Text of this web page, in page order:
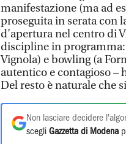
manifestazione (ma ad
proseguita in serata con
d’apertura nel centro di
discipline in programma:
Vignola) e bowling (a
autentico e contagioso
Del resto è naturale che
Non lasciare decidere
scegli Gazzetta di Modena